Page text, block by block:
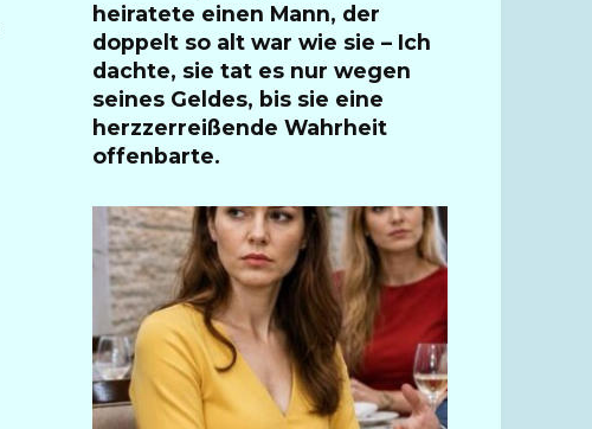
heiratete einen Mann, der
doppelt so alt war wie sie – Ich
dachte, sie tat es nur wegen
seines Geldes, bis sie eine
herzzerreißende Wahrheit
offenbarte.